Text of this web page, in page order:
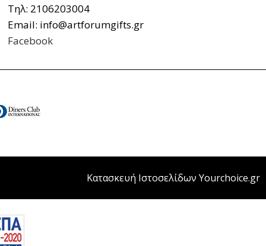
Τηλ: 2106203004
Email: info@artforumgifts.gr
Facebook
Κατασκευή Ιστοσελίδων Yourchoice.gr